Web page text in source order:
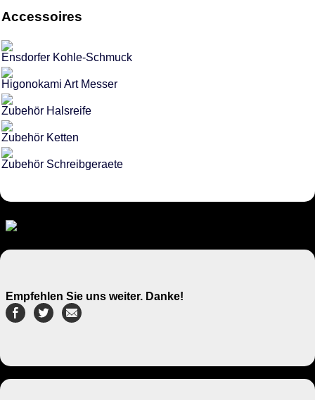
Accessoires
Ensdorfer Kohle-Schmuck
Higonokami Art Messer
Zubehör Halsreife
Zubehör Ketten
Zubehör Schreibgeraete
Empfehlen Sie uns weiter. Danke!